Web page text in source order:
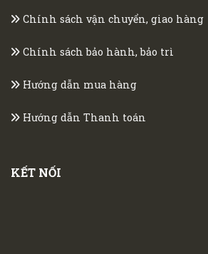
Chính sách vận chuyển, giao hàng
Chính sách bảo hành, bảo trì
Hướng dẫn mua hàng
Hướng dẫn Thanh toán
KẾT NỐI